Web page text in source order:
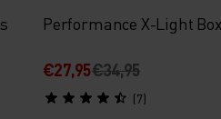
Performance X-Light
€27,95€34,95
(7)